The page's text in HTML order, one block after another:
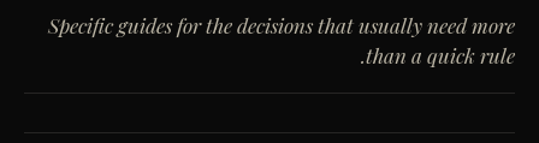
Specific guides for the decisions that usually need more
than a quick rule.